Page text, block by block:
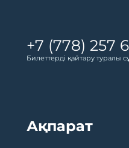
+7 (778) 257
Билеттерді қайтару туралы
Ақпарат